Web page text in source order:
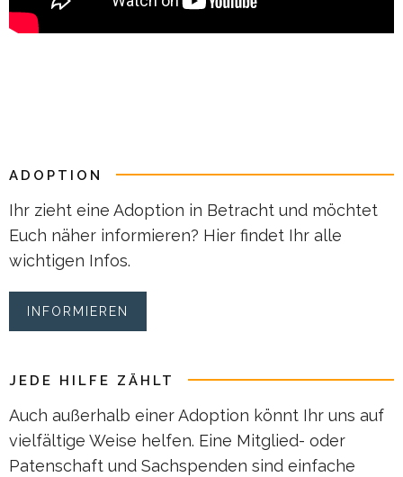
ADOPTION
Ihr zieht eine Adoption in Betracht und möchtet
Euch näher informieren? Hier findet Ihr alle
wichtigen Infos.
INFORMIEREN
JEDE HILFE ZÄHLT
Auch außerhalb einer Adoption könnt Ihr uns auf
vielfältige Weise helfen. Eine Mitglied- oder
Patenschaft und Sachspenden sind einfache